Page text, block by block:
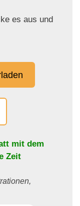
es aus und
mit dem
Zeit